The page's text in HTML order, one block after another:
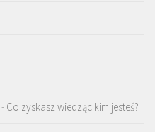
- Co zyskasz wiedząc kim jesteś?